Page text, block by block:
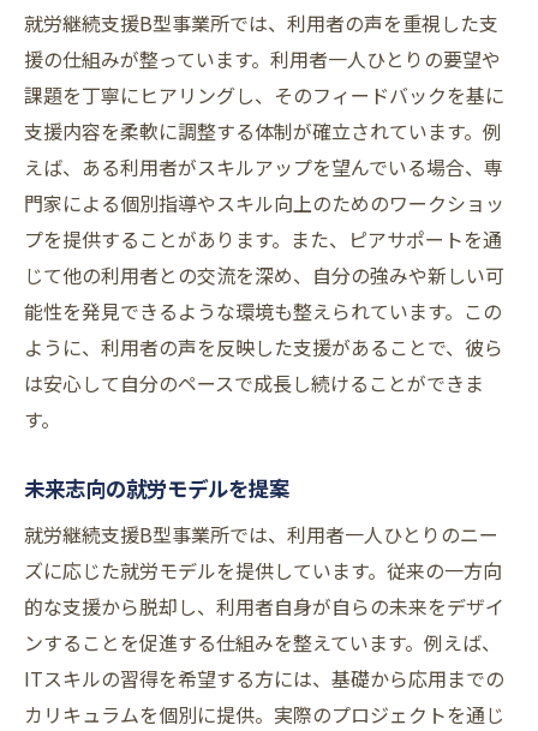
就労継続支援B型事業所では、利用者の声を重視した支
援の仕組みが整っています。利用者一人ひとりの要望や
課題を丁寧にヒアリングし、そのフィードバックを基に
支援内容を柔軟に調整する体制が確立されています。例
えば、ある利用者がスキルアップを望んでいる場合、専
門家による個別指導やスキル向上のためのワークショッ
プを提供することがあります。また、ピアサポートを通
じて他の利用者との交流を深め、自分の強みや新しい可
能性を発見できるような環境も整えられています。この
ように、利用者の声を反映した支援があることで、彼ら
は安心して自分のペースで成長し続けることができま
す。
未来志向の就労モデルを提案
就労継続支援B型事業所では、利用者一人ひとりのニー
ズに応じた就労モデルを提供しています。従来の一方向
的な支援から脱却し、利用者自身が自らの未来をデザイ
ンすることを促進する仕組みを整えています。例えば、
ITスキルの習得を希望する方には、基礎から応用までの
カリキュラムを個別に提供。実際のプロジェクトを通じ